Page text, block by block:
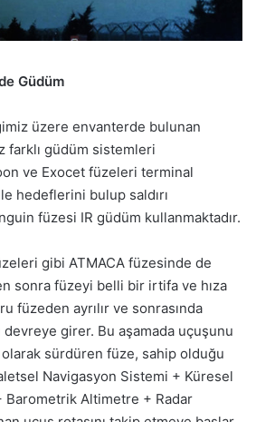
Güdüm
üzere envanterde bulunan
farklı güdüm sistemleri
ve Exocet füzeleri terminal
hedeflerini bulup saldırı
füzesi IR güdüm kullanmaktadır.
gibi ATMACA füzesinde de
sonra füzeyi belli bir irtifa ve hıza
füzeden ayrılır ve sonrasında
girer. Bu aşamada uçuşunu
sürdüren füze, sahip olduğu
Navigasyon Sistemi + Küresel
Barometrik Altimetre + Radar